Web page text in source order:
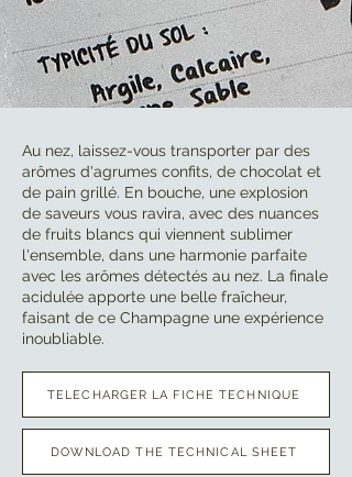
Au nez, laissez-vous transporter par des
arômes d'agrumes confits, de chocolat et
de pain grillé. En bouche, une explosion
de saveurs vous ravira, avec des nuances
de fruits blancs qui viennent sublimer
l'ensemble, dans une harmonie parfaite
avec les arômes détectés au nez. La finale
acidulée apporte une belle fraîcheur,
faisant de ce Champagne une expérience
inoubliable.
TELECHARGER LA FICHE TECHNIQUE
DOWNLOAD THE TECHNICAL SHEET